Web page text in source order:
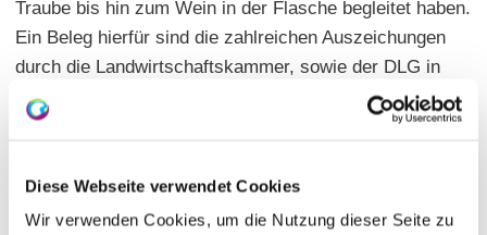
Diese Webseite verwendet Cookies
Wir verwenden Cookies, um die Nutzung dieser Seite zu
Traube bis hin zum Wein in der Flasche begleitet haben.
Ein Beleg hierfür sind die zahlreichen Auszeichungen
durch die Landwirtschaftskammer, sowie der DLG in
Gold, Silber und Bronze, welche unserem Betrieb für
besondere Leistungen jährlich zuerkannt werden. Unser
informieren und vor allem, Ihnen solche zu kredenzen,
die Sie mit Freude genießen können.